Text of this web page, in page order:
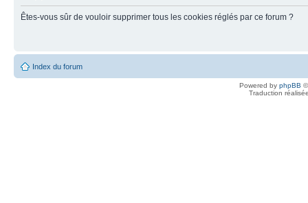
Êtes-vous sûr de vouloir supprimer tous les cookies réglés par ce forum ?
Index du forum
Powered by phpBB
Traduction